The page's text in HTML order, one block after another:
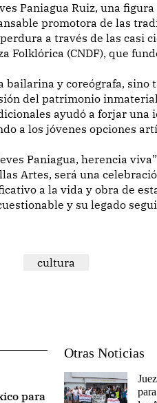
promotora de las
a través de las casi
Folklórica (CNDF), que
bailarina y coreógrafa, sino
del patrimonio
ayudó a forjar
a los jóvenes opciones
Paniagua, herencia
Artes, será una
a la vida y obra de
y su legado
cultura
para
Otras Noticias